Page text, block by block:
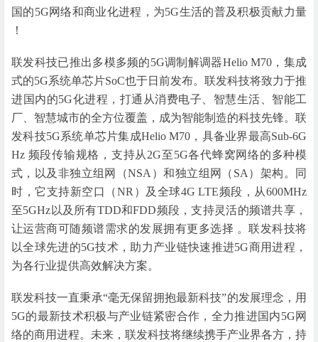
国的5G网络和商业化进程，为5G生活的普及积极贡献力量
！
联发科技已推出多模多频的5G调制解调器Helio M70，集成
式的5G系统单芯片SoC也于日前发布。联发科技将致力于推
进国内的5G化进程，打通从消费电子、智慧生活、智能工
厂、智慧城市的全方位覆盖，成为智能制造的科技先锋。联
发科技5G系统单芯片集成Helio M70，具备业界最高Sub-6G
Hz 频段传输规格，支持从2G至5G各代蜂窝网络的多种模
式，以及非独立组网（NSA）和独立组网（SA）架构。同
时，它支持新空口（NR）及全球4G LTE频段，从600MHz
至5GHz以及所有TDD和FDD频段，支持灵活的频谱共享，
让运营商可随频谱需求的发展拥有更多选择 。联发科技将
以全球先进的5G技术，助力产业链快速推进5G商用进程，
为各行业提供高效解决方案。
联发科技一直秉承“毫无保留拥抱最新科技”的发展理念，用
5G的最新技术积极与产业链紧密合作，全力推进国内5G网
络的商用进程。未来，联发科技将继续携手产业界各方，持